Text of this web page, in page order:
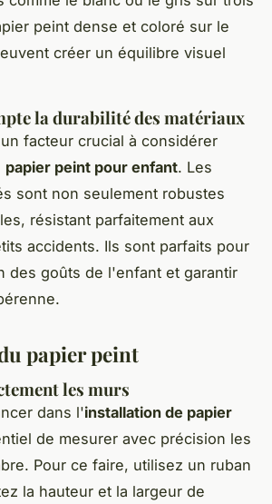
peint dense et coloré sur le
créer un équilibre visuel
la durabilité des matériaux
facteur crucial à considérer
papier peint pour enfant. Les
sont non seulement robustes
résistant parfaitement aux
accidents. Ils sont parfaits pour
des goûts de l'enfant et garantir
papier peint
les murs
dans l'installation de papier
de mesurer avec précision les
Pour ce faire, utilisez un ruban
la hauteur et la largeur de